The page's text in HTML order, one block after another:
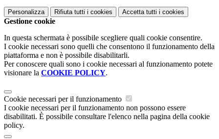
Personalizza Rifiuta tutti i cookies Accetta tutti i cookies
Gestione cookie
In questa schermata è possibile scegliere quali cookie consentire.
I cookie necessari sono quelli che consentono il funzionamento della
piattaforma e non è possibile disabilitarli.
Per conoscere quali sono i cookie necessari al funzionamento potete
visionare la COOKIE POLICY.
Cookie necessari per il funzionamento
I cookie necessari per il funzionamento non possono essere
disabilitati. È possibile consultare l'elenco nella pagina della cookie
policy.